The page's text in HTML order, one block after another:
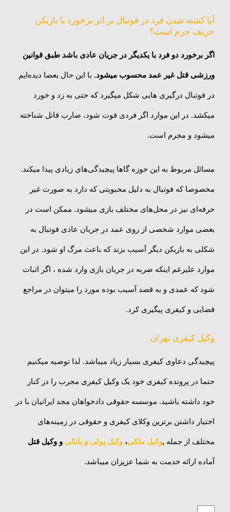
آیا کشته شدن فرد در فوتبال بر اثر برخورد با بازیکن
حریف جرم است؟
اگر برخورد دو فرد با یکدیگر در جریان عادی باشد طبق قوانین
ورزشی قتل غیر عمد محسوب میشود. با این حال بعضا دیده‌ایم
در فوتبال درگیری هایی شکل میگیرد که حتی به زد و خورد
میکشد. در این موارد اگر فردی فوت شود، ضارب قاتل شناخته
میشود و مجرم است.
مسائل مربوط به این حوزه گاها پیچیدگی‌های زیادی پیدا میکند.
مخصوصا که فوتبال به دلیل محبویتی که دارد به صورت غیر
حرفه‌ای نیز در محل‌های مختلف بازی میشود. ممکن است در
بعضی موارد شخصی از روی عمد در جریان عادی فوتبال به
شکلی به بازیکن دیگر آسیب بزند که باعث مرگ او شود. در این
موارد علیرغم اینکه ضربه در جریان بازی وارد شده ، اگر اثبات
شود که عمدی و به قصد آسیب بوده مورد را میتوان در مراجع
قضایی و کیفری پیگیری کرد.
وکیل کیفری تهران
پیچیدگی دعاوی کیفری بسیار زیاد میباشد. لذا توصیه میکنیم
حتما در پرونده کیفری خود یک وکیل کیفری مجرب را در کنار
خود داشته باشید. موسسه حقوقی دادخواهان مجد ایرانیان با در
اختیار داشتن برترین وکلای کیفری و حقوقی در زمینه‌های
مختلف از جمله ,وکیل ملکی، وکیل پولی و بانکی و وکیل قتل
آماده ارائه خدمت به شما عزیزان میباشد.